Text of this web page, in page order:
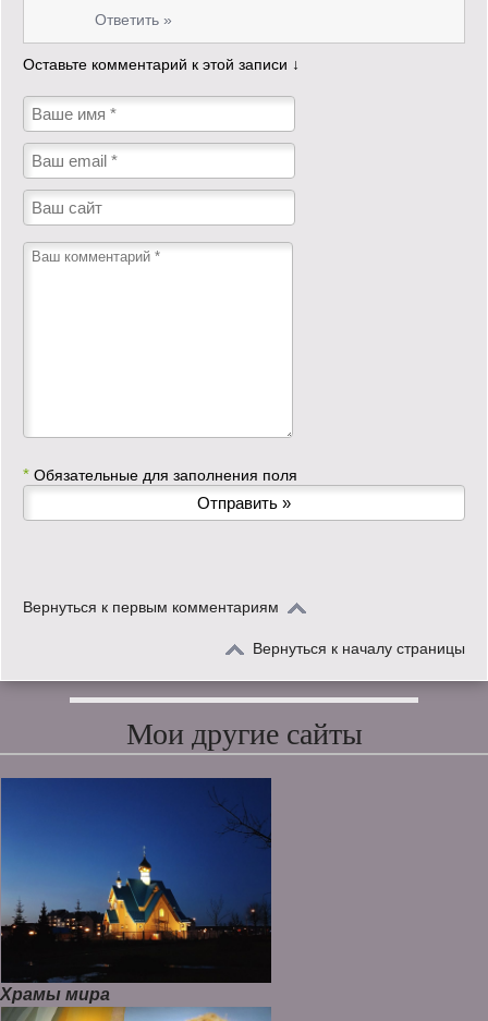
Ответить »
Оставьте комментарий к этой записи ↓
* Обязательные для заполнения поля
Вернуться к первым комментариям
Вернуться к началу страницы
Мои другие сайты
Храмы мира